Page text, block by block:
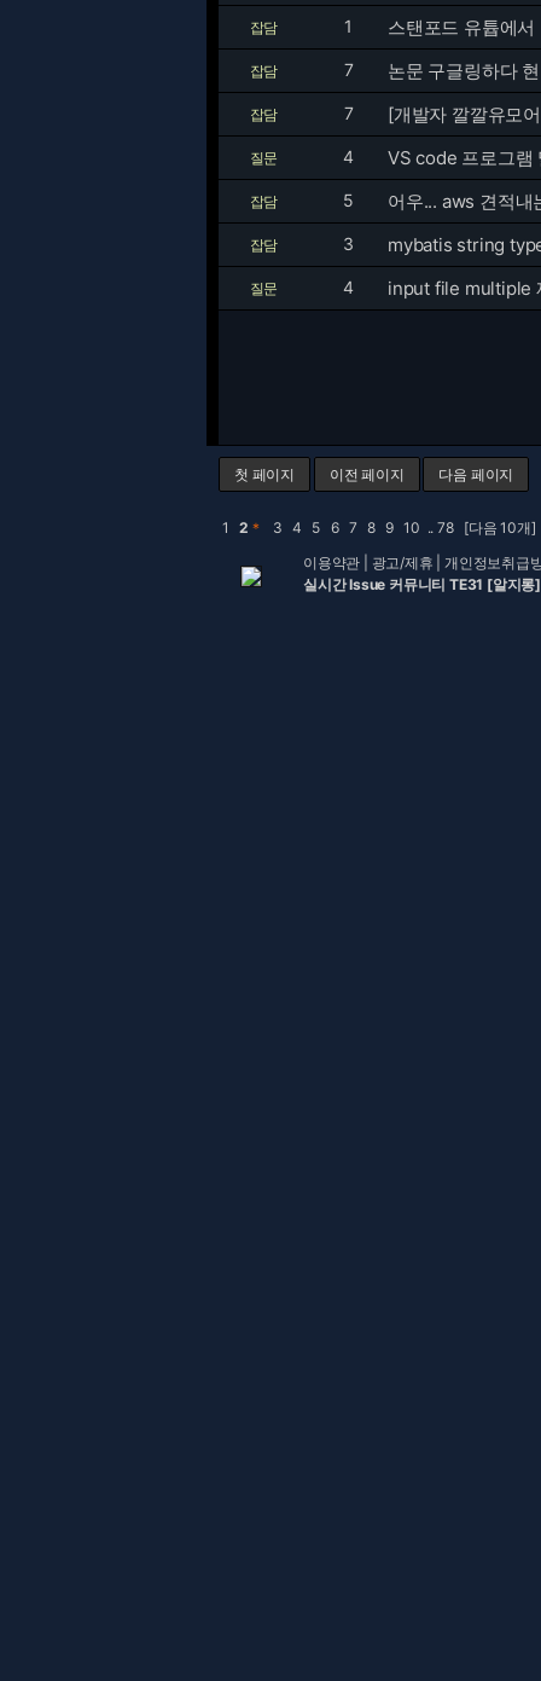
잡담 1 스탠포드 유튭에
잡담 7 논문 구글링하다
잡담 7 [개발자 깔깔유모
질문 4 VS code 프로그램
잡담 5 어우... aws 견적내
잡담 3 mybatis string
질문 4 input file multiple
첫 페이지 이전 페이지 다음 페이지
1 2 ＊ 3 4 5 6 7 8 9 10 .. 78 [다음 10개]
이용약관
광고/제휴 |개인정보취급
실시간 Issue 커뮤니티 TE31 [알지